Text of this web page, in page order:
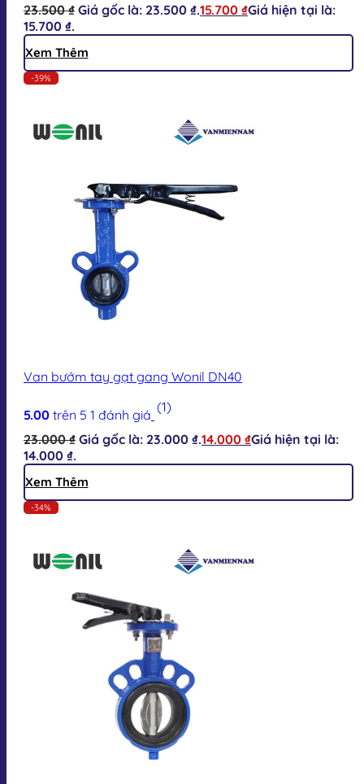
23.500₫ Giá gốc là: 23.500 ₫.15.700 ₫Giá hiện tại là:
15.700 ₫.
Xem Thêm
-39%
Van bướm tay gạt gang Wonil DN40
5.00 trên 5 1 đánh giá (1)
23.000₫ Giá gốc là: 23.000 ₫.14.000 ₫Giá hiện tại là:
14.000 ₫.
Xem Thêm
-34%